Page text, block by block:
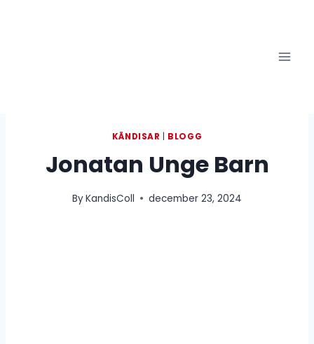
KÄNDISAR BLOGG
Jonatan Unge Barn
ByKandisColl december 23, 2024